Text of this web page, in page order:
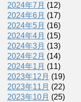
2024年7月 (12)
2024年6月 (17)
2024年5月 (16)
2024年4月 (15)
2024年3月 (13)
2024年2月 (14)
2024年1月 (11)
2023年12月 (19)
2023年11月 (22)
2023年10月 (25)